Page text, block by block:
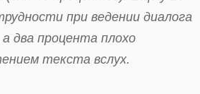
при ведении диалога
два процента плохо
текста вслух.